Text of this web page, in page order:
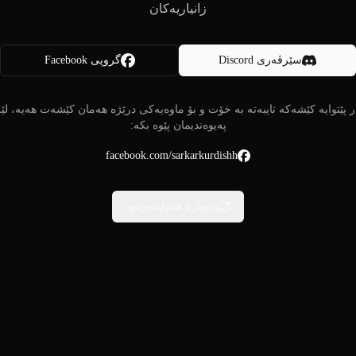
زانیاریەکان
سێرڤەری Discord گروپی Facebook
پێتوایە کێشەکە تایبەتە بە خۆت و بۆ ماوەیەکی درێژە هەمان کێشەت هەیە،
پەیوەندیمان پێوە بکە:
facebook.com/sarkarkurdishh